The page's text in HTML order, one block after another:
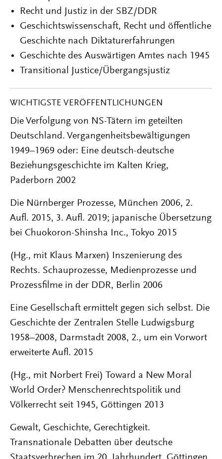
Recht und Justiz in der SBZ/DDR
Geschichtswissenschaft, Recht und öffentliche
Geschichte nach Diktaturerfahrungen
Geschichte des Auswärtigen Amtes nach 1945
Transitional Justice/Übergangsjustiz
WICHTIGSTE VERÖFFENTLICHUNGEN
Die Verfolgung von NS-Tätern im geteilten
Deutschland. Vergangenheitsbewältigungen
1949–1969 oder: Eine deutsch-deutsche
Beziehungsgeschichte im Kalten Krieg,
Paderborn 2002
Die Nürnberger Prozesse, München 2006, 2.
Aufl. 2015, 3. Aufl. 2019; japanische Übersetzung
bei Chuokoron-Shinsha Inc., Tokyo 2015
(Hg., mit Klaus Marxen) Inszenierung des
Rechts. Schauprozesse, Medienprozesse und
Prozessfilme in der DDR, Berlin 2006
Eine Gesellschaft ermittelt gegen sich selbst. Die
Geschichte der Zentralen Stelle Ludwigsburg
1958–2008, Darmstadt 2008, 2., um ein Vorwort
erweiterte Aufl. 2015
(Hg., mit Norbert Frei) Toward a New Moral
World Order? Menschenrechtspolitik und
Völkerrecht seit 1945, Göttingen 2013
Gewalt, Geschichte, Gerechtigkeit.
Transnationale Debatten über deutsche